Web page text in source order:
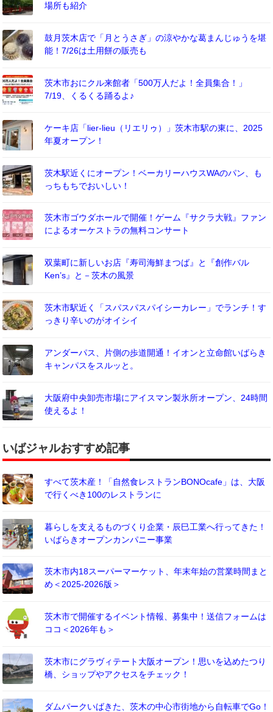
場所も紹介
鼓月茨木店で「月とうさぎ」の涼やかな葛まんじゅうを堪
能！7/26は土用餅の販売も
茨木市おにクル来館者「500万人だよ！全員集合！」
7/19、くるくる踊るよ♪
ケーキ店「lier-lieu（リエリゥ）」茨木市駅の東に、2025
年夏オープン！
茨木駅近くにオープン！ベーカリーハウスWAのパン、も
っちもちでおいしい！
茨木市ゴウダホールで開催！ゲーム『サクラ大戦』ファン
によるオーケストラの無料コンサート
双葉町に新しいお店『寿司海鮮まつば』と『創作バル
Ken’s』と－茨木の風景
茨木市駅近く「スパスパスパイシーカレー」でランチ！す
っきり辛いのがオイシイ
アンダーパス、片側の歩道開通！イオンと立命館いばらき
キャンパスをスルッと。
大阪府中央卸売市場にアイスマン製氷所オープン、24時間
使えるよ！
いばジャルおすすめ記事
すべて茨木産！「自然食レストランBONOcafe」は、大阪
で行くべき100のレストランに
暮らしを支えるものづくり企業・辰巳工業へ行ってきた！
いばらきオープンカンパニー事業
茨木市内18スーパーマーケット、年末年始の営業時間まと
め＜2025-2026版＞
茨木市で開催するイベント情報、募集中！送信フォームは
ココ＜2026年も＞
茨木市にグラヴィテート大阪オープン！思いを込めたつり
橋、ショップやアクセスをチェック！
ダムパークいばきた、茨木の中心市街地から自転車でGo！